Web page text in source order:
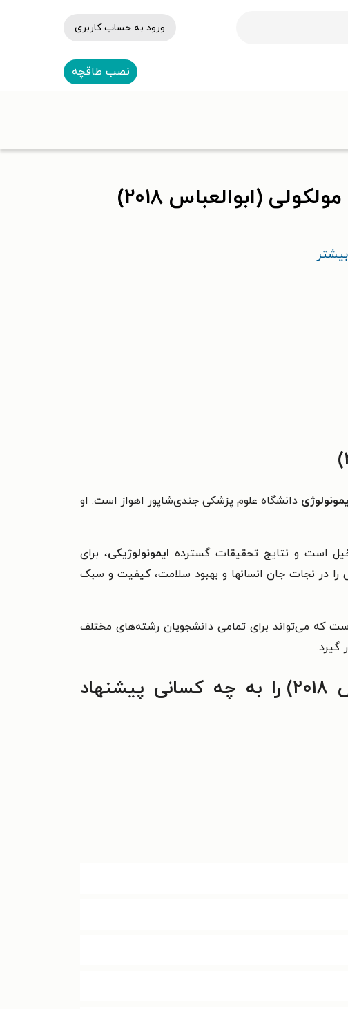
ورود به حساب کاربری
نصب طاقچه
(ابوالعباس ۲۰۱۸)
بیشتر
دانشگاه علوم پزشکی جندی‌شاپور اهواز است. او
است و نتايج تحقيقات گسترده ايمونولوژيكی، برای
در نجات جان انسانها و بهبود سلامت، كيفيت و سبک
كه می‌تواند برای تمامی دانشجويان رشته‌های مختلف
گيرد.
خلاصه ایمونولوژی سلولی و مولکولی (ابوالعباس ۲۰۱۸) را به چه کسانی پیشنهاد